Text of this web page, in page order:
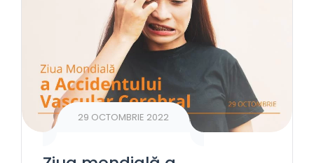
29 OCTOMBRIE 2022